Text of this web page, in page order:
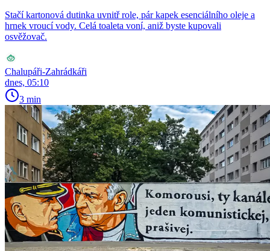
Stačí kartonová dutinka uvnitř role, pár kapek esenciálního oleje a
hrnek vroucí vody. Celá toaleta voní, aniž byste kupovali
osvěžovač.
Chalupáři-Zahrádkáři
dnes, 05:10
3 min